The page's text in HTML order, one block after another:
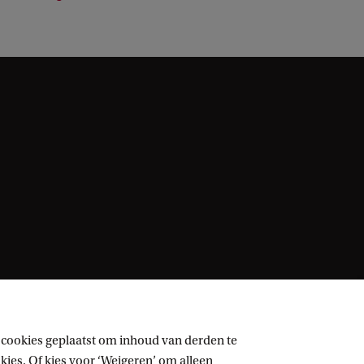
geplaatst om inhoud van derden te
Of kies voor ‘Weigeren’ om alleen